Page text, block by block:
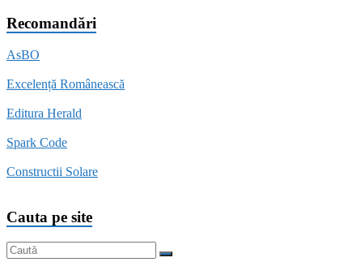
Recomandări
AsBO
Excelență Românească
Editura Herald
Spark Code
Constructii Solare
Cauta pe site